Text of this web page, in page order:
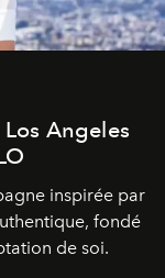
Angeles
inspirée par
fondé
de soi.